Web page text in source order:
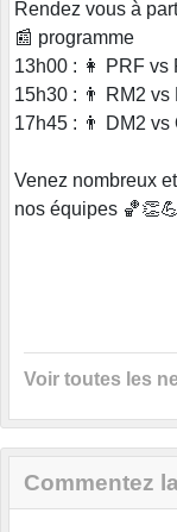
Rendez vous à
📰 programme
13h00 : 👩 PRF vs
15h30 : 👨 RM2 vs
17h45 : 👨 DM2 vs
Venez nombreux
nos équipes 🏀👏💪
Voir toutes les
Commentez